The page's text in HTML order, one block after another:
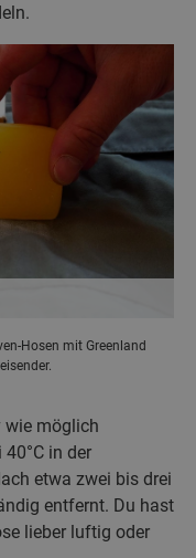
Hosen mit Greenland
wie möglich
in der
etwa zwei bis drei
entfernt. Du hast
lieber luftig oder